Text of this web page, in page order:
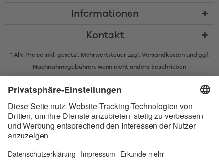
Informationen
Kontakt
* Alle Preise inkl. gesetzl. Mehrwertsteuer zzgl. Versandkostenund ggf.
Nachnahmegebühren, wenn nicht anders beschrieben
und Eigentum der Bluetooth SIG, Inc. Die Nutzung dieser Marken durch
Apple und das Apple-Logo sind eingetragene Marken von Apple Inc.
Google Play und das Google Play-Logo sind Marken von Google LLC.